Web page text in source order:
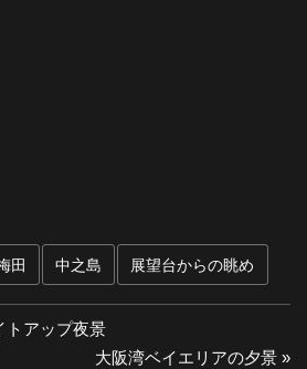
田 中之島 展望台からの眺め
トアップ夜景
次
大阪湾ベイエリアの夕景